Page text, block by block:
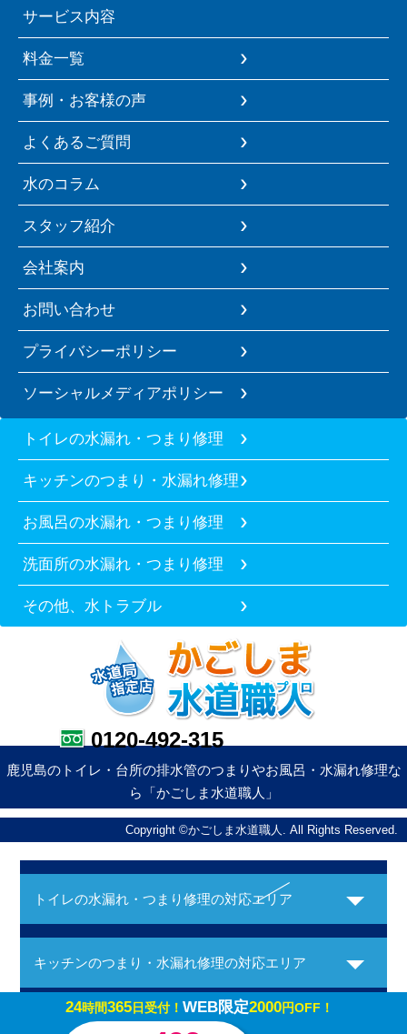
サービス内容
料金一覧
事例・お客様の声
よくあるご質問
水のコラム
スタッフ紹介
会社案内
お問い合わせ
プライバシーポリシー
ソーシャルメディアポリシー
トイレの水漏れ・つまり修理
キッチンのつまり・水漏れ修理
お風呂の水漏れ・つまり修理
洗面所の水漏れ・つまり修理
その他、水トラブル
0120-492-315
鹿児島のトイレ・台所の排水管のつまりやお風呂・水漏れ修理な
ら「かごしま水道職人」
Copyright ©かごしま水道職人. All Rights Reserved.
トイレの水漏れ・つまり修理の対応エリア
キッチンのつまり・水漏れ修理の対応エリア
お風呂の水漏れ・つまり修理の対応エリア
24時間365日受付！ WEB限定2000円OFF！